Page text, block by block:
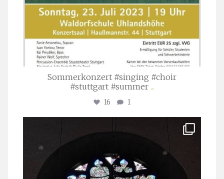
Sommerkonzert #singing #choir
#stuttgart #summer ...
16 1
Apr. 1